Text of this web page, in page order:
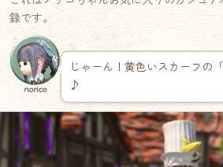
録です。
norico
じゃーん！黄色いスカーフの
♪